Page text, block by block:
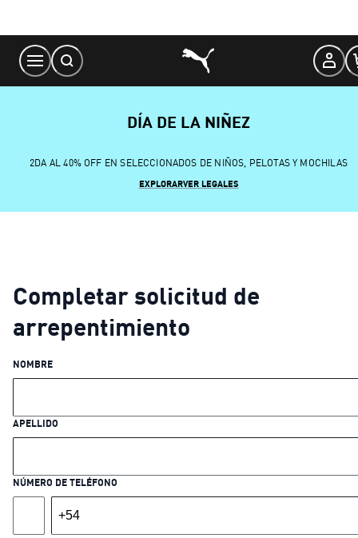
Content
DÍA DE LA NIÑEZ
2DA AL 40% OFF EN SELECCIONADOS DE NIÑOS, PELOTAS Y MOCHILAS
EXPLORARVER LEGALES
Completar solicitud de
arrepentimiento
NOMBRE
APELLIDO
NÚMERO DE TELÉFONO